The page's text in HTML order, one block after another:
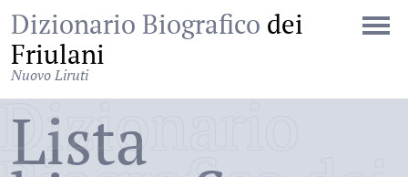
Dizionario Biografico dei
Friulani
Nuovo Liruti
Dizionario
Lista